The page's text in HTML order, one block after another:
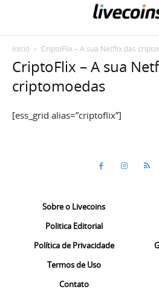
Início CriptoFlix – A sua Netflix das
CriptoFlix – A sua
criptomoedas
[ess_grid alias=”criptoflix”]
Sobre o Livecoins
Politica Editorial
Política de Privacidade
Termos de Uso
Contato